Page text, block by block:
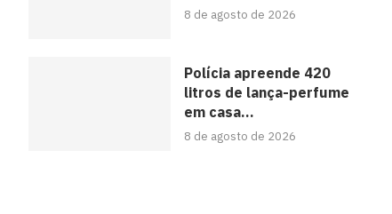
8 de agosto de 2026
Polícia apreende 420
litros de lança-perfume
em casa...
8 de agosto de 2026